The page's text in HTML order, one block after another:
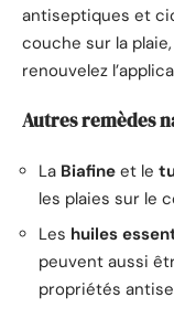
antiseptiques et
couche sur la
renouvelez
Autres remèdes
La Biafine et le
les plaies sur le
Les huiles
peuvent aussi
propriétés